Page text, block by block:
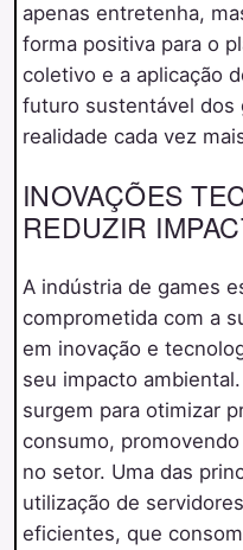
apenas entretenha,
forma positiva para o
coletivo e a aplicação
futuro sustentável dos
realidade cada vez
INOVAÇÕES
REDUZIR
A indústria de games
comprometida com a
em inovação e
seu impacto
surgem para otimizar
consumo,
no setor. Uma das
utilização de
eficientes, que